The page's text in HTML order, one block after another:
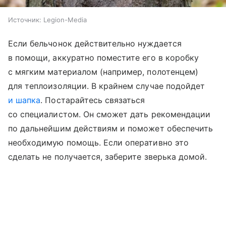
Источник: Legion-Media
Если бельчонок действительно нуждается
в помощи, аккуратно поместите его в коробку
с мягким материалом (например, полотенцем)
для теплоизоляции. В крайнем случае подойдет
и шапка. Постарайтесь связаться
со специалистом. Он сможет дать рекомендации
по дальнейшим действиям и поможет обеспечить
необходимую помощь. Если оперативно это
сделать не получается, заберите зверька домой.